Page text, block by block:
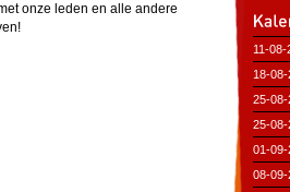
onze leden en alle andere
11-
18-
25-08-
25-08-
01-09-
08-09-